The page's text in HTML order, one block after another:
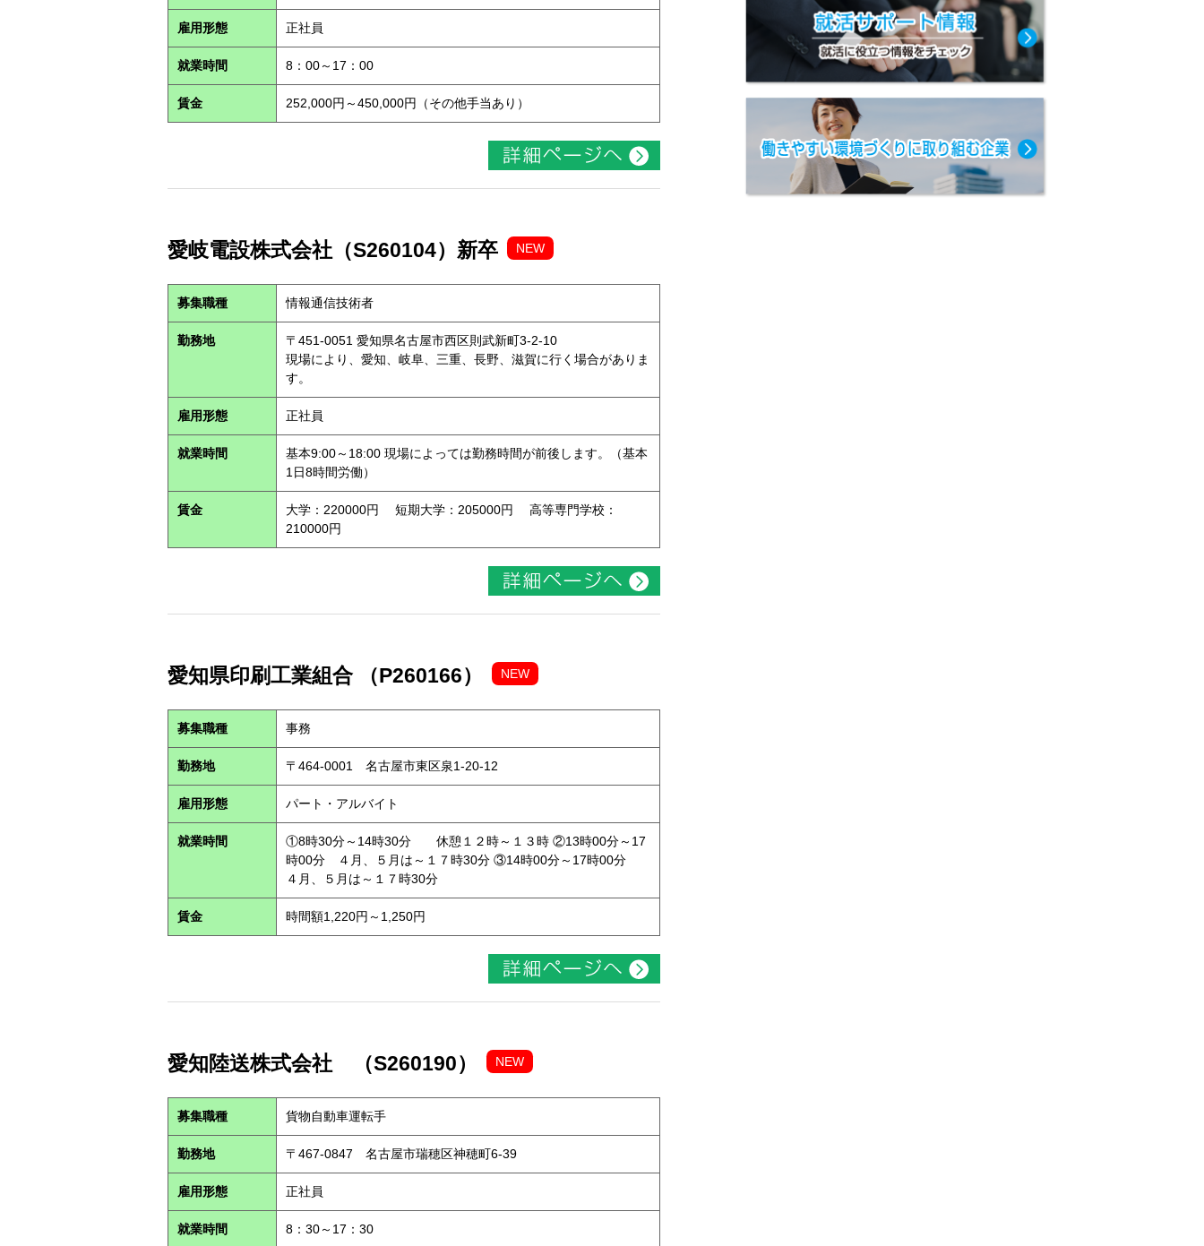
雇用形態 正社員
就業時間 8：00～17：00
賃金 252,000円～450,000円（その他手当あり）
愛岐電設株式会社（S260104）新卒 NEW
募集職種 情報通信技術者
勤務地
〒451-0051 愛知県名古屋市西区則武新町3-2-10
現場により、愛知、岐阜、三重、長野、滋賀に行く場合がありま
す。
雇用形態 正社員
就業時間
基本9:00～18:00 現場によっては勤務時間が前後します。（基本
1日8時間労働）
賃金
大学：220000円 短期大学：205000円 高等専門学校：
210000円
愛知県印刷工業組合 （P260166） NEW
募集職種 事務
勤務地 〒464-0001 名古屋市東区泉1-20-12
雇用形態 パート・アルバイト
就業時間
①8時30分～14時30分 休憩１２時～１３時 ②13時00分～17
時00分 ４月、５月は～１７時30分 ③14時00分～17時00分
４月、５月は～１７時30分
賃金 時間額1,220円～1,250円
愛知陸送株式会社 （S260190） NEW
募集職種 貨物自動車運転手
勤務地 〒467-0847 名古屋市瑞穂区神穂町6-39
雇用形態 正社員
就業時間 8：30～17：30